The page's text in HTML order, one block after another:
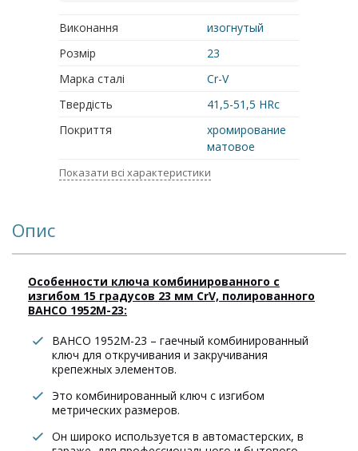
Виконання
изогнутый
Розмір
23
Марка сталі
Cr-V
Твердість
41,5-51,5 HRc
Покриття
хромирование
матовое
Показати всі характеристики
Опис
Особенности ключа комбинированного с
изгибом 15 градусов 23 мм CrV, полированного
BAHCO 1952M-23:
BAHCO 1952M-23 – гаечный комбинированный
ключ для откручивания и закручивания
крепежных элементов.
Это комбинированный ключ с изгибом
метрических размеров.
Он широко используется в автомастерских, в